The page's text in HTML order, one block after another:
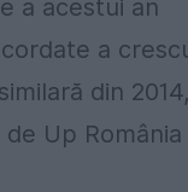
a acestui an
a
din
Up România